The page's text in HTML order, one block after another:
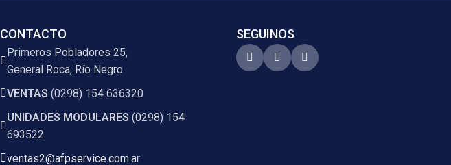
CONTACTO
Primeros Pobladores 25,
General Roca, Río Negro
VENTAS (0298) 154 636320
UNIDADES MODULARES (0298) 154
693522
ventas2@afpservice.com.ar
SEGUINOS